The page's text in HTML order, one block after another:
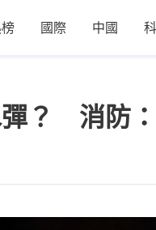
國際 中國
彈？ 消防